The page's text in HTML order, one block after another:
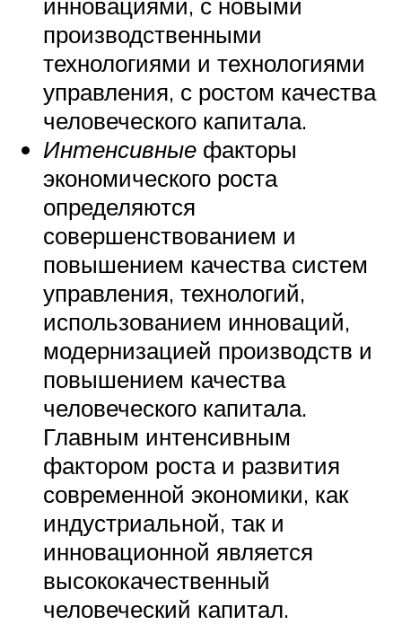
производственными
технологиями и технологиями
управления, с ростом качества
человеческого капитала.
Интенсивные факторы
экономического роста
определяются
совершенствованием и
повышением качества систем
управления, технологий,
использованием инноваций,
модернизацией производств и
повышением качества
человеческого капитала.
Главным интенсивным
фактором роста и развития
современной экономики, как
индустриальной, так и
инновационной является
высококачественный
человеческий капитал.